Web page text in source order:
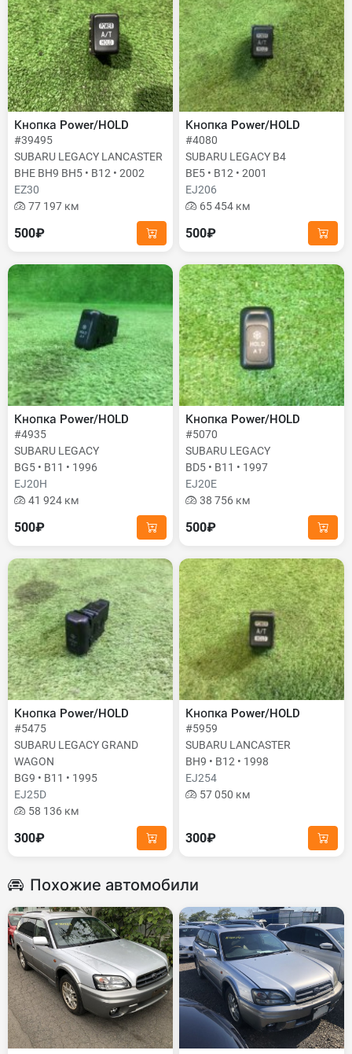
Кнопка Power/HOLD
#39495
SUBARU LEGACY LANCASTER
BHE BH9 BH5 • B12 • 2002
EZ30
77 197 км
500₽
Кнопка Power/HOLD
#4080
SUBARU LEGACY B4
BE5 • B12 • 2001
EJ206
65 454 км
500₽
Кнопка Power/HOLD
#4935
SUBARU LEGACY
BG5 • B11 • 1996
EJ20H
41 924 км
500₽
Кнопка Power/HOLD
#5070
SUBARU LEGACY
BD5 • B11 • 1997
EJ20E
38 756 км
500₽
Кнопка Power/HOLD
#5475
SUBARU LEGACY GRAND
WAGON
BG9 • B11 • 1995
EJ25D
58 136 км
300₽
Кнопка Power/HOLD
#5959
SUBARU LANCASTER
BH9 • B12 • 1998
EJ254
57 050 км
300₽
Похожие автомобили